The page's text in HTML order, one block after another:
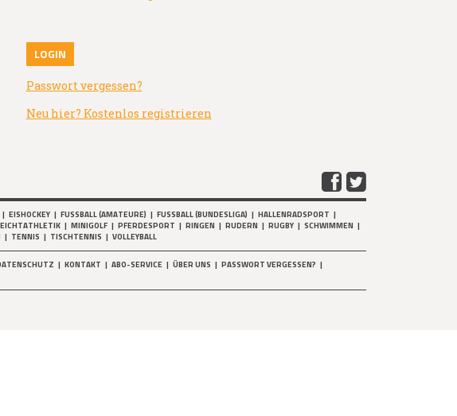
Passwort vergessen?
Neu hier? Kostenlos registrieren
| EISHOCKEY | FUSSBALL (AMATEURE) | FUSSBALL (BUNDESLIGA) | HALLENRADSPORT |
| MINIGOLF | PFERDESPORT | RINGEN | RUDERN | RUGBY | SCHWIMMEN |
| TENNIS | TISCHTENNIS | VOLLEYBALL
| KONTAKT | ABO-SERVICE | ÜBER UNS | PASSWORT VERGESSEN? |